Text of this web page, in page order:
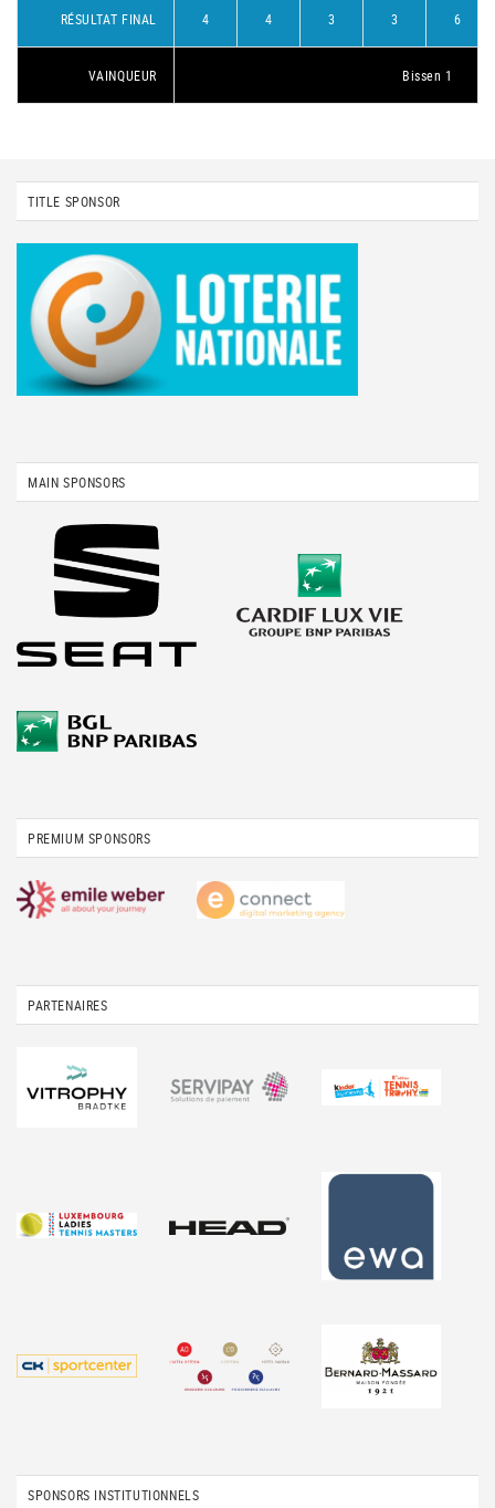
RÉSULTAT FINAL 4 4 3 3 6
VAINQUEUR Bissen 1
TITLE SPONSOR
MAIN SPONSORS
PREMIUM SPONSORS
PARTENAIRES
SPONSORS INSTITUTIONNELS